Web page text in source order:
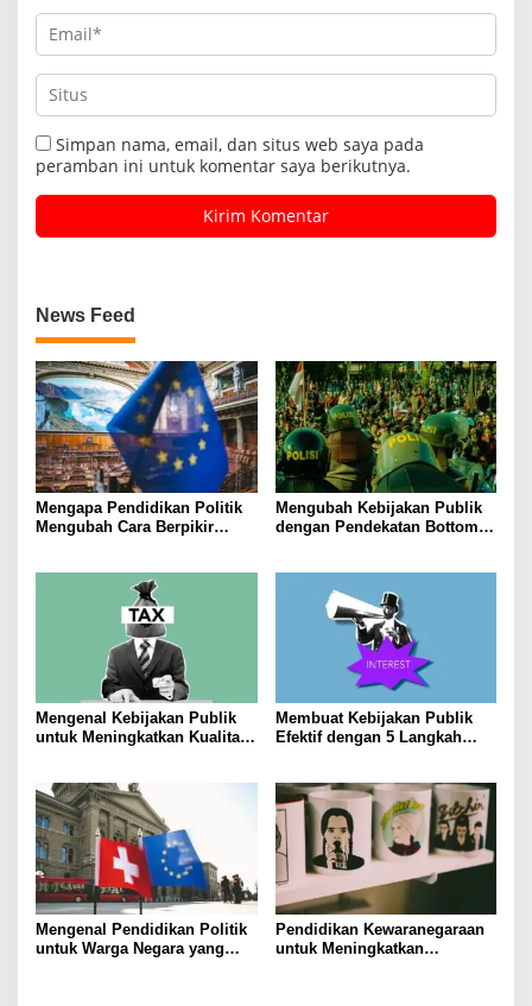
Simpan nama, email, dan situs web saya pada
peramban ini untuk komentar saya berikutnya.
News Feed
Mengapa Pendidikan Politik
Mengubah Cara Berpikir
Mengubah Kebijakan Publik
dengan Pendekatan Bottom-
Mengenal Kebijakan Publik
untuk Meningkatkan Kualitas
Membuat Kebijakan Publik
Efektif dengan 5 Langkah
Mengenal Pendidikan Politik
untuk Warga Negara yang
Pendidikan Kewaranegaraan
untuk Meningkatkan